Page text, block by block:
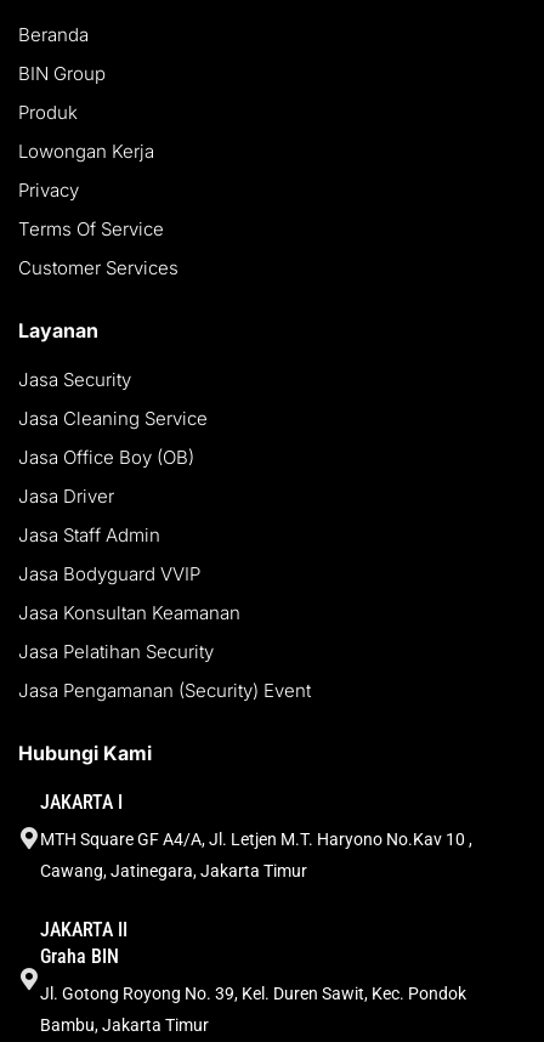
Beranda
BIN Group
Produk
Lowongan Kerja
Privacy
Terms Of Service
Customer Services
Layanan
Jasa Security
Jasa Cleaning Service
Jasa Office Boy (OB)
Jasa Driver
Jasa Staff Admin
Jasa Bodyguard VVIP
Jasa Konsultan Keamanan
Jasa Pelatihan Security
Jasa Pengamanan (Security) Event
Hubungi Kami
JAKARTA I
MTH Square GF A4/A, Jl. Letjen M.T. Haryono No.Kav 10 ,
Cawang, Jatinegara, Jakarta Timur
JAKARTA II
Graha BIN
Jl. Gotong Royong No. 39, Kel. Duren Sawit, Kec. Pondok
Bambu, Jakarta Timur